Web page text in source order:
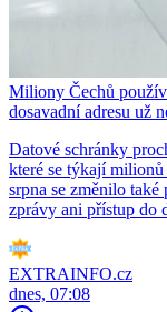
Miliony Čechů
dosavadní adresu už
Datové schránky
které se týkají milionů
srpna se změnilo
zprávy ani přístup do
EXTRAINFO.cz
dnes, 07:08